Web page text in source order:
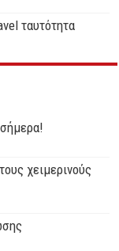
ταυτότητα
χειμερινούς